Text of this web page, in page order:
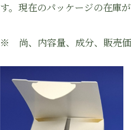
す。現在のパッケージの在庫
※ 尚、内容量、成分、販売価